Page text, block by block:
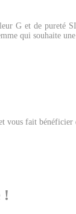
G et de pureté
qui souhaite
vous fait bénéficier
!